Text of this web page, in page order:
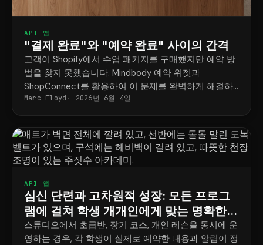
API 앱
"결제 완료"와 "예약 완료" 사이의 간격
고객이 Shopify에서 수업 패키지를 구매했지만 예약 방
법을 찾지 못했습니다. Mindbody 예약 위젯과
ShopConnect를 활용하여 이 문제를 완벽하게 해결하
는 방법을 소개합니다.
Marc Floyd 2026년 6월 4일
API 앱
심신 단련과 고차원적 성장: 모든 프로그
램에 걸쳐 학생 개개인에게 맞는 명확한
일정표
스튜디오에서 초급반, 장기 코스, 개인 레슨을 동시에 운
영하는 경우, 각 학생이 실제로 예약한 내용과 알림이 정